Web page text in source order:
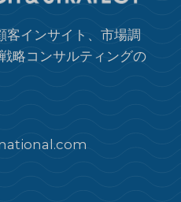
インサイト、市場調
略コンサルティングの